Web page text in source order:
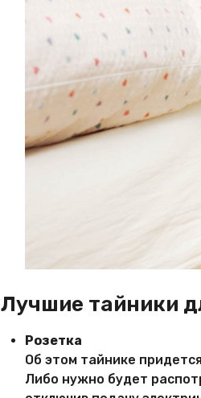
Лучшие тайники
Розетка
Об этом тайнике
Либо нужно будет